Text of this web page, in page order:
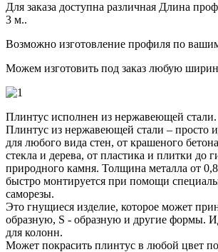
Для заказа доступна различная Длина
3 м..
Возможно изготовление профиля по
Можем изготовить под заказ любую
Плинтус исполнен из нержавеющей стали.
Плинтус из нержавеющей стали – просто
для любого вида стен, от крашеного
стекла и дерева, от пластика и плитки до
природного камня. Толщина металла от
быстро монтируется при помощи
саморезы.
Это гнущиеся изделие, которое может
образную, S - образную и другие формы.
для колонн.
Может покрасить плинтус в любой цвет